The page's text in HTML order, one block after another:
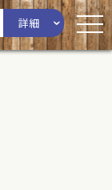
詳細